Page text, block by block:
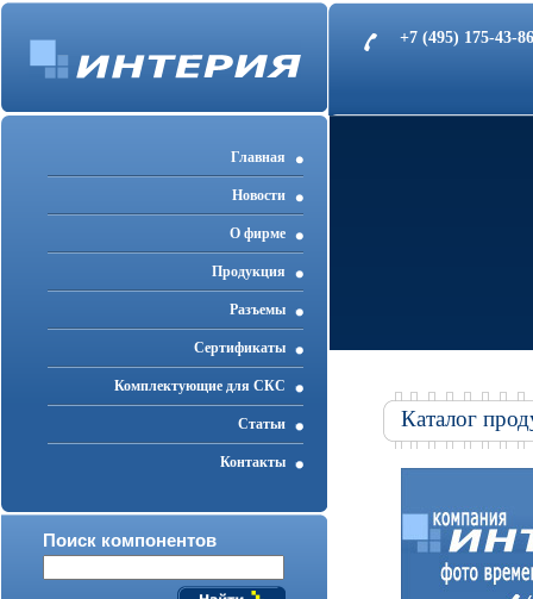
+7 (495) 175-43-
Главная
Новости
О фирме
Продукция
Разъемы
Cертификаты
Комплектующие для СКС
Статьи
Контакты
Поиск компонентов
Каталог